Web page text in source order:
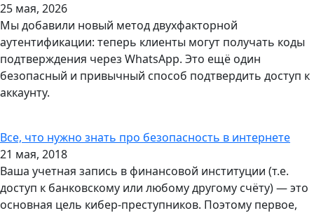
25 мая, 2026
Мы добавили новый метод двухфакторной
аутентификации: теперь клиенты могут получать коды
подтверждения через WhatsApp. Это ещё один
безопасный и привычный способ подтвердить доступ к
аккаунту.
Все, что нужно знать про безопасность в интернете
21 мая, 2018
Ваша учетная запись в финансовой институции (т.е.
доступ к банковскому или любому другому счёту) — это
основная цель кибер-преступников. Поэтому первое,